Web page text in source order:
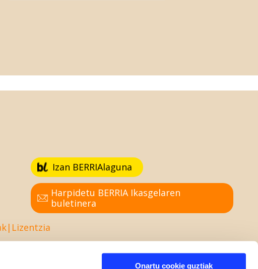
Onartu cookie guztiak
Izan BERRIAlaguna
Harpidetu BERRIA Ikasgelaren
buletinera
Lizentzia